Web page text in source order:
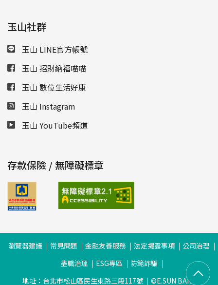
玉山社群
玉山 LINE官方帳號
玉山 招財納福喵喵
玉山 數位生活好康
玉山 Instagram
玉山 YouTube頻道
存款保險 / 無障礙標章
瀏覽器建議 常見問題 金融友善服務 法定揭露事項
公司治理
盡職治理
ESG專區
防範詐騙
地址：台北市松山區民生東路三段117號
©E.SUN BANK